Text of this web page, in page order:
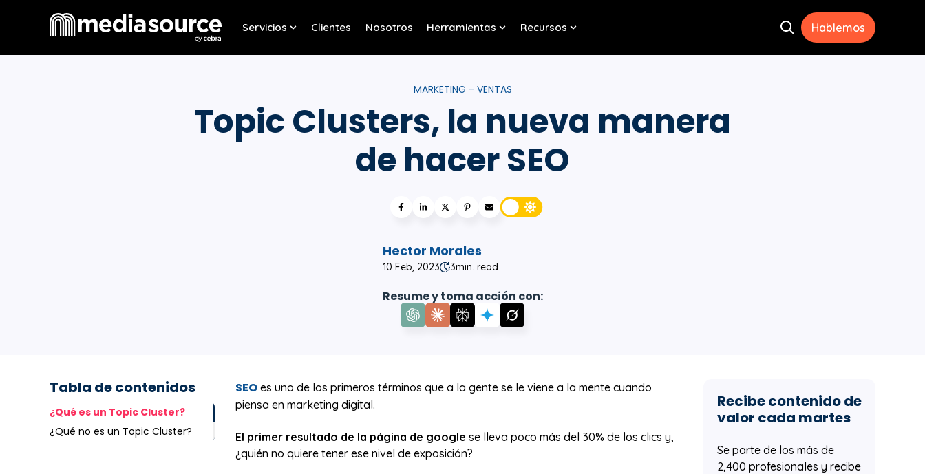
Servicios
Show submenu for Servicios
Clientes Nosotros Herramientas
Show submenu for Herramientas
Recursos Open search
Hablemos
MARKETING - VENTAS
Topic Clusters, la nueva manera
de hacer SEO
Hector Morales
10 Feb, 2023 3min. read
Resume y toma acción con:
Tabla de contenidos
¿Qué es un Topic Cluster?
¿Qué no es un Topic Cluster?
SEO es uno de los primeros términos que a la gente se le viene a la mente cuando
piensa en marketing digital.
El primer resultado de la página de google se lleva poco más del 30% de los clics y,
¿quién no quiere tener ese nivel de exposición?
Recibe contenido de
valor cada martes
Se parte de los más de
2,400 profesionales y recibe